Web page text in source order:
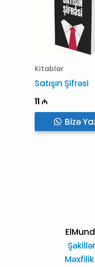
Kitablar
Satışın Şifrəsi
11₼
Bizə